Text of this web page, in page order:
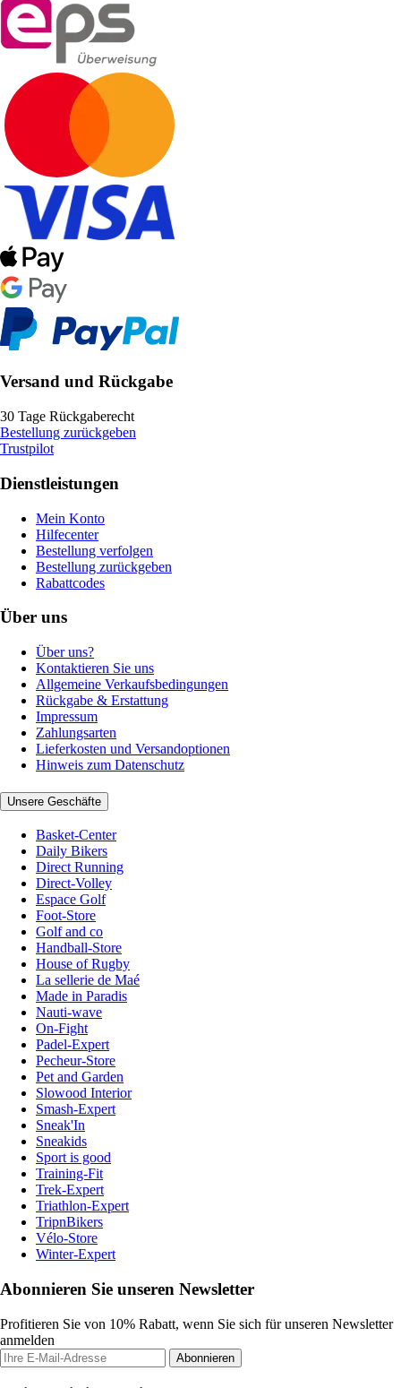
Versand und Rückgabe
30 Tage Rückgaberecht
Bestellung zurückgeben
Trustpilot
Dienstleistungen
Mein Konto
Hilfecenter
Bestellung verfolgen
Bestellung zurückgeben
Rabattcodes
Über uns
Über uns?
Kontaktieren Sie uns
Allgemeine Verkaufsbedingungen
Rückgabe & Erstattung
Impressum
Zahlungsarten
Lieferkosten und Versandoptionen
Hinweis zum Datenschutz
Unsere Geschäfte
Basket-Center
Daily Bikers
Direct Running
Direct-Volley
Espace Golf
Foot-Store
Golf and co
Handball-Store
House of Rugby
La sellerie de Maé
Made in Paradis
Nauti-wave
On-Fight
Padel-Expert
Pecheur-Store
Pet and Garden
Slowood Interior
Smash-Expert
Sneak'In
Sneakids
Sport is good
Training-Fit
Trek-Expert
Triathlon-Expert
TripnBikers
Vélo-Store
Winter-Expert
Abonnieren Sie unseren Newsletter
Profitieren Sie von 10% Rabatt, wenn Sie sich für unseren Newsletter
anmelden
Abonnieren